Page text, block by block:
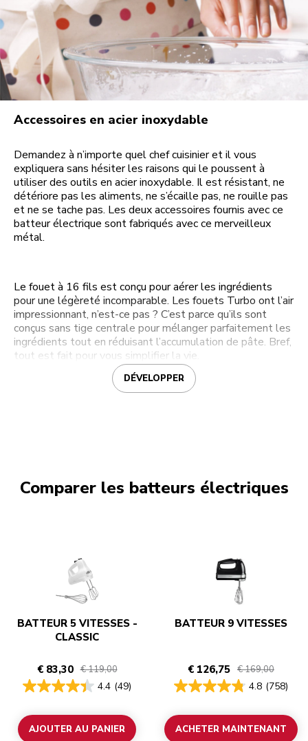
Accessoires en acier inoxydable
Demandez à n’importe quel chef cuisinier et il vous
expliquera sans hésiter les raisons qui le poussent à
utiliser des outils en acier inoxydable. Il est résistant, ne
détériore pas les aliments, ne s’écaille pas, ne rouille pas
et ne se tache pas. Les deux accessoires fournis avec ce
batteur électrique sont fabriqués avec ce merveilleux
métal.
Le fouet à 16 fils est conçu pour aérer les ingrédients
pour une légèreté incomparable. Les fouets Turbo ont l’air
impressionnant, n’est-ce pas ? C’est parce qu’ils sont
conçus sans tige centrale pour mélanger parfaitement les
ingrédients tout en réduisant l’accumulation de pâte. Bref,
tout est fait pour vous simplifier la vie.
DÉVELOPPER
Comparer les batteurs électriques
BATTEUR 5 VITESSES -
CLASSIC
€ 83,30 € 119,00
4.4 (49)
AJOUTER AU PANIER
BATTEUR 9 VITESSES
€ 126,75 € 169,00
4.8 (758)
ACHETER MAINTENANT